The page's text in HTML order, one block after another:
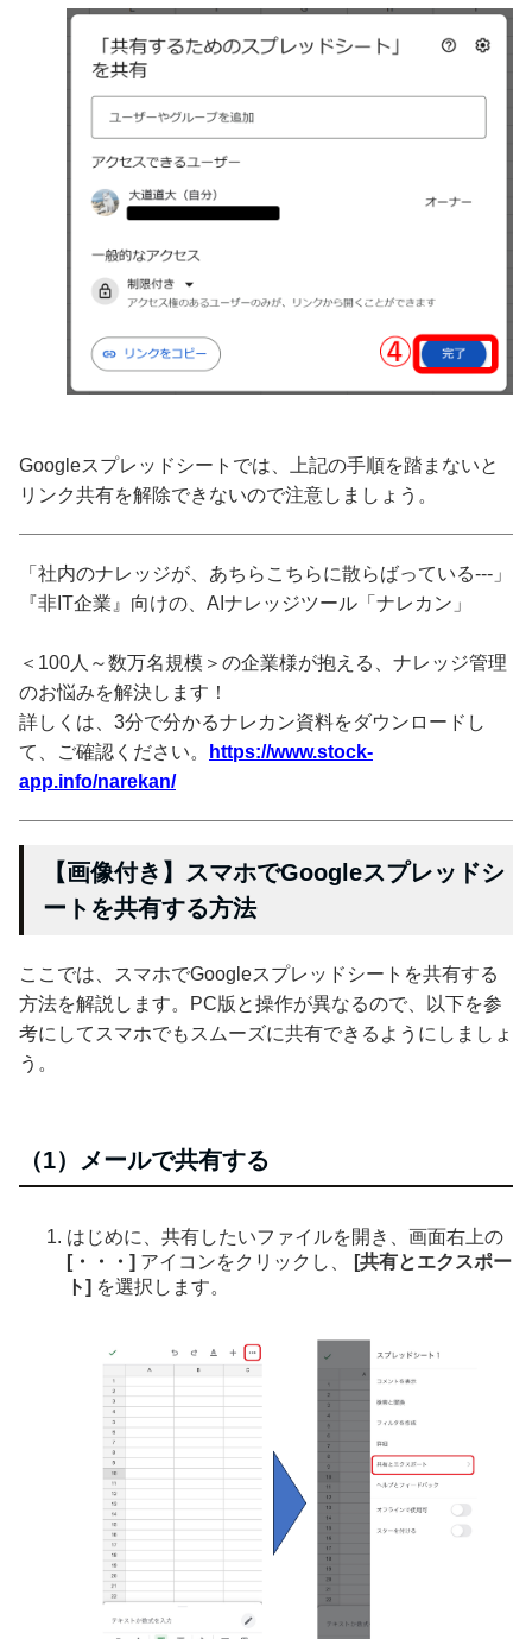
Googleスプレッドシートでは、上記の手順を踏まないと
リンク共有を解除できないので注意しましょう。
「社内のナレッジが、あちらこちらに散らばっている---」
『非IT企業』向けの、AIナレッジツール「ナレカン」
＜100人～数万名規模＞の企業様が抱える、ナレッジ管理
のお悩みを解決します！
詳しくは、3分で分かるナレカン資料をダウンロードし
て、ご確認ください。
https://www.stock-
app.info/narekan/
【画像付き】スマホでGoogleスプレッドシ
ートを共有する方法
ここでは、スマホでGoogleスプレッドシートを共有する
方法を解説します。PC版と操作が異なるので、以下を参
考にしてスマホでもスムーズに共有できるようにしましょ
う。
（1）メールで共有する
はじめに、共有したいファイルを開き、画面右上の
[・・・] アイコンをクリックし、
[共有とエクスポー
ト] を選択します。